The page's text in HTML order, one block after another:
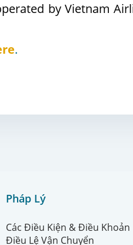
by Vietnam
.
Pháp Lý
Các Điều Kiện & Điều Khoản
Điều Lệ Vận Chuyển